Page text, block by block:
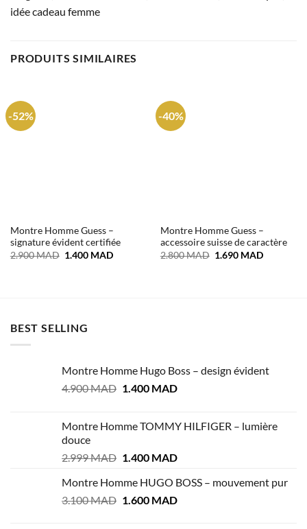
idée cadeau femme
PRODUITS SIMILAIRES
-52%
Montre Homme Guess –
signature évident certifiée
2.900MAD Le
1.400 MADLe
-40%
Montre Homme Guess –
accessoire suisse de caractère
2.800MAD Le
1.690 MADLe
BEST SELLING
Montre Homme Hugo Boss – design évident
4.900MAD Le
était :
1.400 MADLe
est :
Montre Homme TOMMY HILFIGER – lumière
douce
2.999MAD Le
initial
était :
1.400 MADLe
actuel
est :
Montre Homme HUGO BOSS – mouvement pur
3.100MAD Le
1.600 MADLe